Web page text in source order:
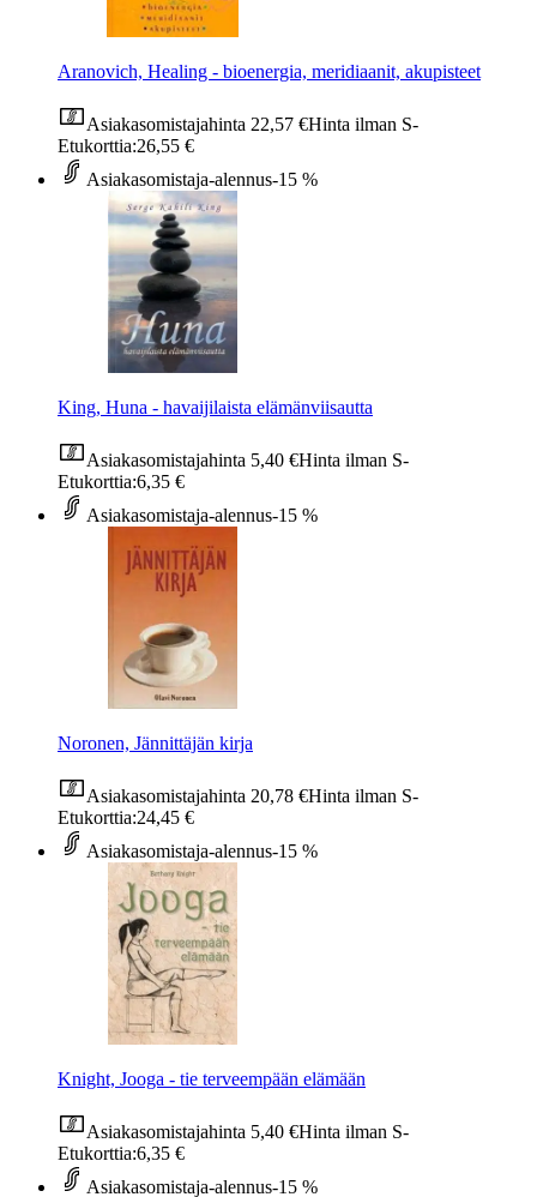
Aranovich, Healing - bioenergia, meridiaanit, akupisteet
Asiakasomistajahinta 22,57 €Hinta ilman S-
Etukorttia:26,55 €
Asiakasomistaja-alennus-15 %
King, Huna - havaijilaista elämänviisautta
Asiakasomistajahinta 5,40 €Hinta ilman S-
Etukorttia:6,35 €
Asiakasomistaja-alennus-15 %
Noronen, Jännittäjän kirja
Asiakasomistajahinta 20,78 €Hinta ilman S-
Etukorttia:24,45 €
Asiakasomistaja-alennus-15 %
Knight, Jooga - tie terveempään elämään
Asiakasomistajahinta 5,40 €Hinta ilman S-
Etukorttia:6,35 €
Asiakasomistaja-alennus-15 %